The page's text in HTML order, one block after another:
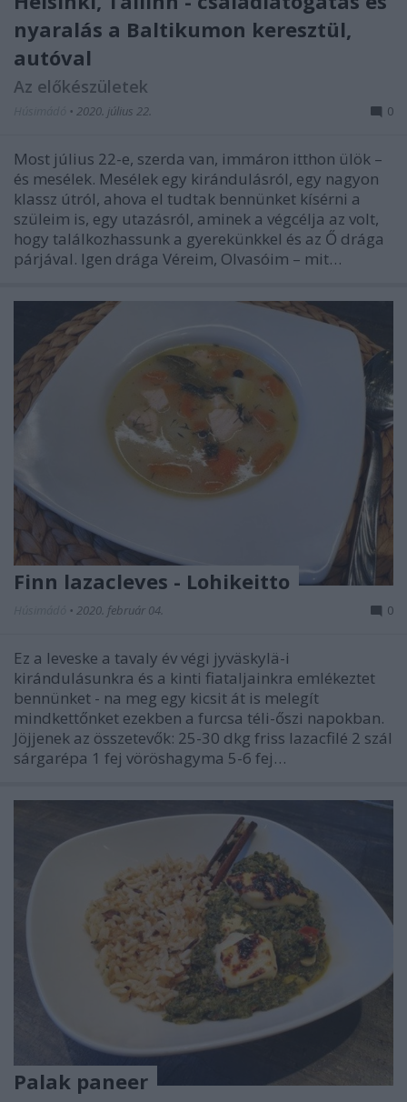
nyaralás a Baltikumon keresztül,
autóval
Az előkészületek
• 2020. július 22. 0
Most július 22-e, szerda van, immáron itthon ülök –
és mesélek. Mesélek egy kirándulásról, egy nagyon
klassz útról, ahova el tudtak bennünket kísérni a
szüleim is, egy utazásról, aminek a végcélja az volt,
hogy találkozhassunk a gyerekünkkel és az Ő drága
párjával. Igen drága Véreim, Olvasóim – mit…
Finn lazacleves - Lohikeitto
• 2020. február 04. 0
Ez a leveske a tavaly év végi jyväskylä-i
kirándulásunkra és a kinti fiataljainkra emlékeztet
bennünket - na meg egy kicsit át is melegít
mindkettőnket ezekben a furcsa téli-őszi napokban.
Jöjjenek az összetevők: 25-30 dkg friss lazacfilé 2 szál
sárgarépa 1 fej vöröshagyma 5-6 fej…
Palak paneer